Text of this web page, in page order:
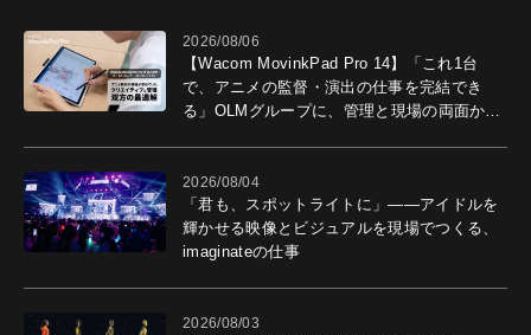
2026/08/06
【Wacom MovinkPad Pro 14】「これ1台
で、アニメの監督・演出の仕事を完結でき
る」OLMグループに、管理と現場の両面から
2026/08/04
「君も、スポットライトに」――アイドルを
輝かせる映像とビジュアルを現場でつくる、
imaginateの仕事
2026/08/03